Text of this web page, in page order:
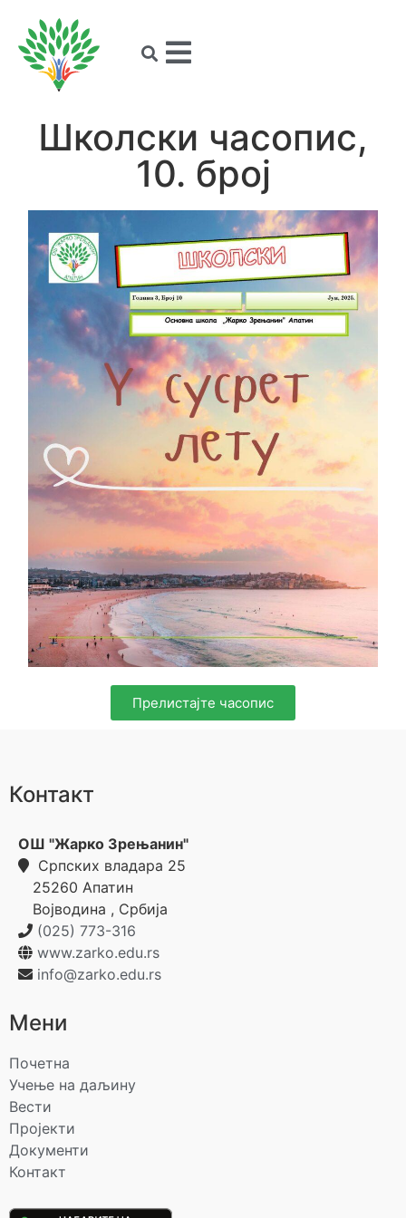
Школски часопис,
10. број
Прелистајте часопис
Контакт
ОШ "Жарко Зрењанин"
Српских владара 25
25260 Апатин
Војводина , Србија
(025) 773-316
www.zarko.edu.rs
info@zarko.edu.rs
Мени
Почетна
Учење на даљину
Вести
Пројекти
Документи
Контакт